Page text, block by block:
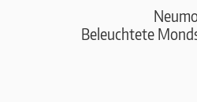
Beleuchtete